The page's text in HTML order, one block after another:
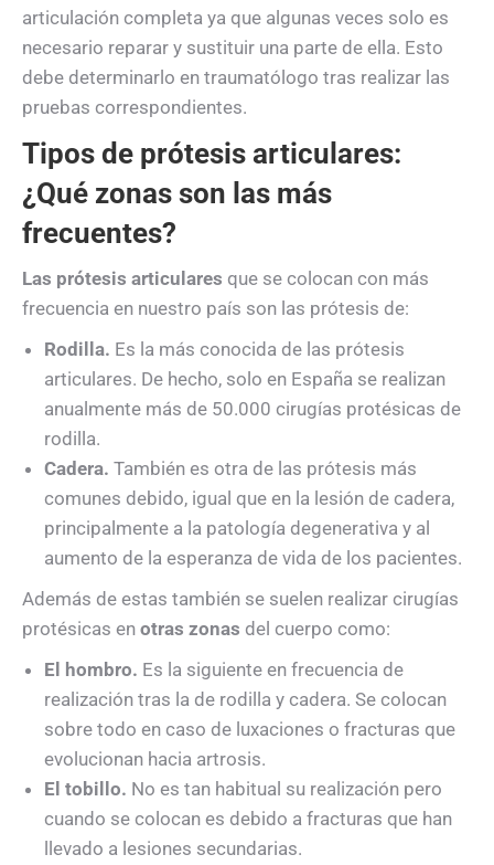
articulación completa ya que algunas veces solo es
necesario reparar y sustituir una parte de ella. Esto
debe determinarlo en traumatólogo tras realizar las
pruebas correspondientes.
Tipos de prótesis articulares:
¿Qué zonas son las más
frecuentes?
Las prótesis articulares que se colocan con más
frecuencia en nuestro país son las prótesis de:
Rodilla. Es la más conocida de las prótesis
articulares. De hecho, solo en España se realizan
anualmente más de 50.000 cirugías protésicas de
rodilla.
Cadera. También es otra de las prótesis más
comunes debido, igual que en la lesión de cadera,
principalmente a la patología degenerativa y al
aumento de la esperanza de vida de los pacientes.
Además de estas también se suelen realizar cirugías
protésicas en otras zonas del cuerpo como:
El hombro. Es la siguiente en frecuencia de
realización tras la de rodilla y cadera. Se colocan
sobre todo en caso de luxaciones o fracturas que
evolucionan hacia artrosis.
El tobillo. No es tan habitual su realización pero
cuando se colocan es debido a fracturas que han
llevado a lesiones secundarias.